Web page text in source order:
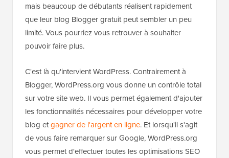
mais beaucoup de débutants réalisent rapidement
que leur blog Blogger gratuit peut sembler un peu
limité. Vous pourriez vous retrouver à souhaiter
pouvoir faire plus.
C'est là qu'intervient WordPress. Contrairement à
Blogger, WordPress.org vous donne un contrôle total
sur votre site web. Il vous permet également d'ajouter
les fonctionnalités nécessaires pour développer votre
blog etgagner de l'argent en ligne. Et lorsqu'il s'agit
de vous faire remarquer sur Google, WordPress.org
vous permet d'effectuer toutes les optimisations SEO